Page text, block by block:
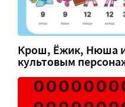
Крош, Ёжик, Нюша и
культовым